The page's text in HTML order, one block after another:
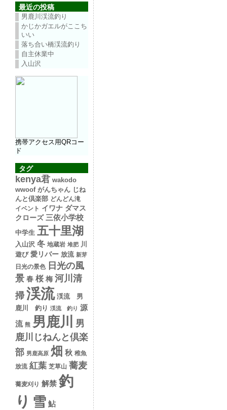
最近の投稿
男鹿川渓流釣り
かじかガエルがここち
いい
落ち合い橋渓流釣り
自主休業中
入山沢
携帯アクセス用QRコー
ド
タグ
kenya君 wakodo
wwoof がんちゃん じね
んと倶楽部 どんどん滝
イベント イワナ ダマス
クローズ 三依小学校
中学生 五十里湖
入山沢 冬 地蔵岩 堆肥 川
遊び 愛リバー 放流 新芽
日光の景色
日光の風
景 春 桜 梅 河川清
掃渓流 渓流 男
鹿川 釣り 渓流 釣り 源
流 熊 男鹿川
男
鹿川じねんと倶楽
部 男鹿高原 畑 秋 稚魚
放流 紅葉 芝草山 蕎麦
蕎麦刈り 解禁 釣
り 雪 鮎